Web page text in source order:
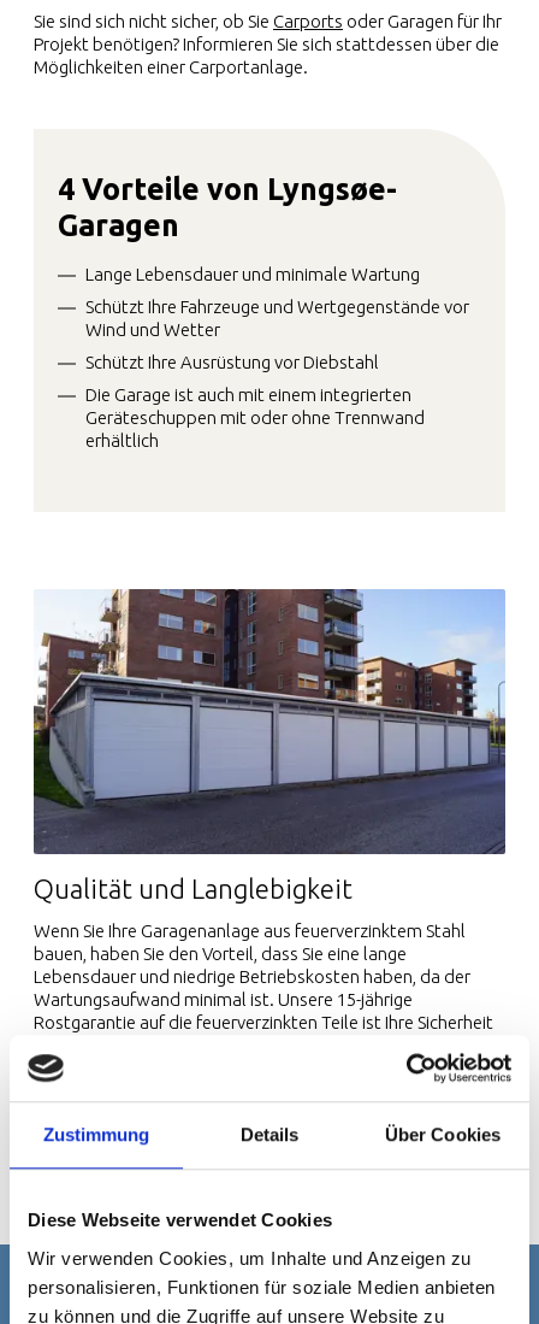
Zustimmung Details Über Cookies
Diese Webseite verwendet Cookies
Wir verwenden Cookies, um Inhalte und Anzeigen zu
personalisieren, Funktionen für soziale Medien anbieten
zu können und die Zugriffe auf unsere Website zu
Sie sind sich nicht sicher, ob Sie Carports oder Garagen für Ihr
Projekt benötigen? Informieren Sie sich stattdessen über die
Möglichkeiten einer Carportanlage.
4 Vorteile von Lyngsøe-
Garagen
Lange Lebensdauer und minimale Wartung
Schützt Ihre Fahrzeuge und Wertgegenstände vor
Wind und Wetter
Schützt Ihre Ausrüstung vor Diebstahl
Die Garage ist auch mit einem integrierten
Geräteschuppen mit oder ohne Trennwand
erhältlich
Qualität und Langlebigkeit
Wenn Sie Ihre Garagenanlage aus feuerverzinktem Stahl
bauen, haben Sie den Vorteil, dass Sie eine lange
Lebensdauer und niedrige Betriebskosten haben, da der
Wartungsaufwand minimal ist. Unsere 15-jährige
Rostgarantie auf die feuerverzinkten Teile ist Ihre Sicherheit
Es ist auch möglich, zwischen verschiedenen
hier können Sie Verkleidungen wählen, die äußerst langlebig